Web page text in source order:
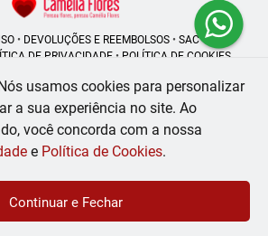
• DEVOLUÇÕES E REEMBOLSOS• SAC
DE PRIVACIDADE• POLÍTICA DE COOKIES
| CNPJ: 08.250.956/0001-53
Centro - Rio de Janeiro - RJ - 20041-002
reservados - Desenvolvido por
usamos cookies para personalizar
a sua experiência no site. Ao
você concorda com a nossa
e Política de Cookies.
Continuar e Fechar